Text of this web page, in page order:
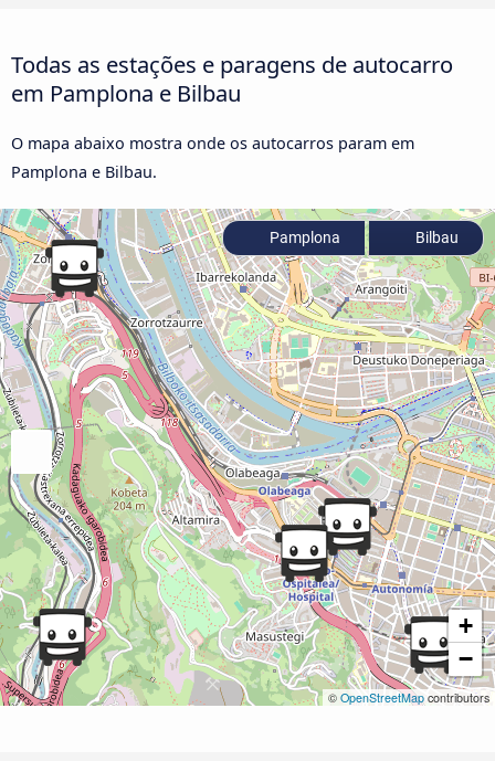
Todas as estações e paragens de autocarro
em Pamplona e Bilbau
O mapa abaixo mostra onde os autocarros param em
Pamplona e Bilbau.
+
−
© OpenStreetMap contributors
Pamplona Bilbau